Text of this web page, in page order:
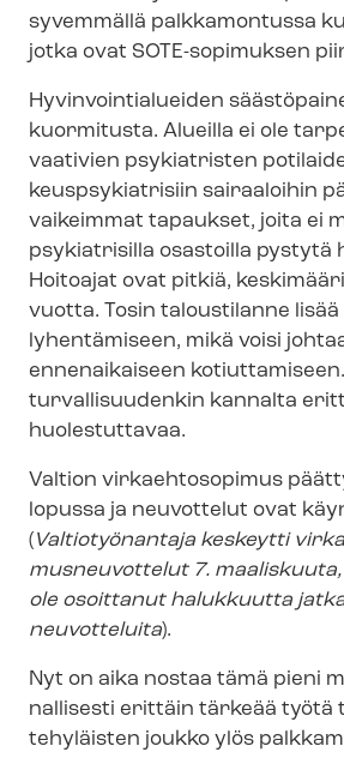
syvemmällä palkkamontussa
jotka ovat SOTE-sopimuksen
Hy­vin­voin­tia­luei­den
kuormitusta. Alueilla ei ole
vaativien psykiatristen
keus­p­sy­kiat­ri­siin sairaaloihin
vaikeimmat tapaukset, joita ei
psykiatrisilla osastoilla pystytä
Hoitoajat ovat pitkiä,
vuotta. Tosin taloustilanne
lyhentämiseen, mikä voisi
ennenaikaiseen
turvallisuudenkin kannalta
huolestuttavaa.
Valtion virkaehtosopimus
lopussa ja neuvottelut ovat
(Valtiotyönantaja keskeytti
mus­neu­vot­te­lut 7. maaliskuuta,
ole osoittanut halukkuutta
neuvotteluita).
Nyt on aika nostaa tämä pieni
nal­li­ses­ti erittäin tärkeää työtä
tehyläisten joukko ylös